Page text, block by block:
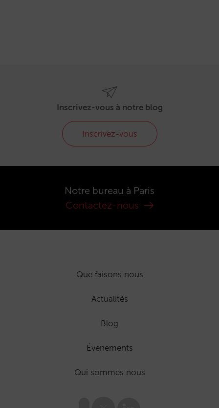
Inscrivez-vous à notre blog
Inscrivez-vous
Notre bureau à Paris
Contactez-nous
Que faisons nous
Actualités
Blog
Événements
Qui sommes nous